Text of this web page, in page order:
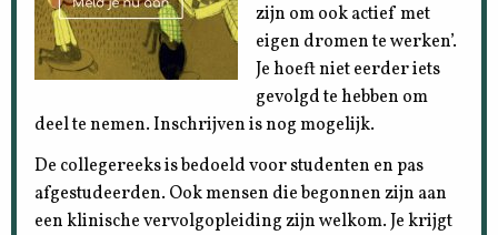
zijn om ook actief met
eigen dromen te werken’.
Je hoeft niet eerder iets
gevolgd te hebben om
deel te nemen. Inschrijven is nog mogelijk.
De collegereeks is bedoeld voor studenten en pas
afgestudeerden. Ook mensen die begonnen zijn aan
een klinische vervolgopleiding zijn welkom. Je krijgt